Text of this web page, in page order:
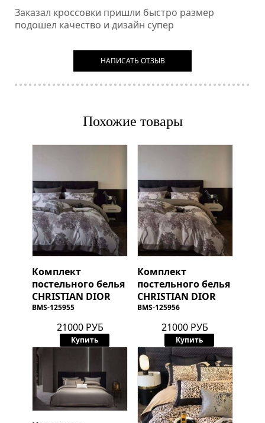
Заказал кроссовки пришли быстро размер
подошел качество и дизайн супер
НАПИСАТЬ ОТЗЫВ
Похожие товары
Комплект
постельного белья
CHRISTIAN DIOR
BMS-125955
21000 РУБ
Купить
Комплект
постельного белья
CHRISTIAN DIOR
BMS-125956
21000 РУБ
Купить